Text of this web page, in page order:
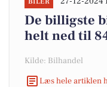
De billigste
helt ned til
Kilde: Bilhandel
Læs hele artiklen